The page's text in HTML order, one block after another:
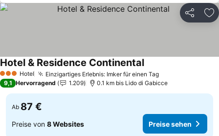
Teilen
3 SterneHotel Einzigartiges Erlebnis: Imker für einen TagPreise sehen
Hotel & Residence ContinentalPreise sehen
9,1 Hervorragend 1.209 0.1 km bis Lido di Gabicce
Ab 87 €
Preise von 8 Websites Preise sehen